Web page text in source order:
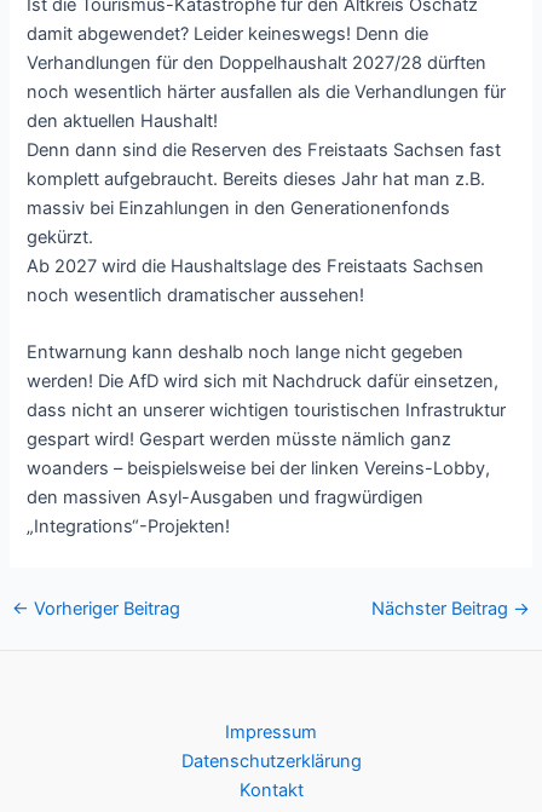
Ist die Tourismus-Katastrophe für den Altkreis Oschatz
damit abgewendet? Leider keineswegs! Denn die
Verhandlungen für den Doppelhaushalt 2027/28 dürften
noch wesentlich härter ausfallen als die Verhandlungen für
den aktuellen Haushalt!
Denn dann sind die Reserven des Freistaats Sachsen fast
komplett aufgebraucht. Bereits dieses Jahr hat man z.B.
massiv bei Einzahlungen in den Generationenfonds
gekürzt.
Ab 2027 wird die Haushaltslage des Freistaats Sachsen
noch wesentlich dramatischer aussehen!
Entwarnung kann deshalb noch lange nicht gegeben
werden! Die AfD wird sich mit Nachdruck dafür einsetzen,
dass nicht an unserer wichtigen touristischen Infrastruktur
gespart wird! Gespart werden müsste nämlich ganz
woanders – beispielsweise bei der linken Vereins-Lobby,
den massiven Asyl-Ausgaben und fragwürdigen
„Integrations“-Projekten!
Post
← Vorheriger Beitrag Nächster Beitrag →
Impressum
Datenschutzerklärung
Kontakt